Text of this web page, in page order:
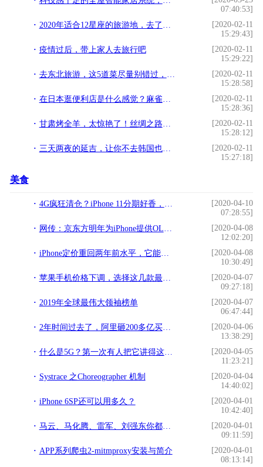
07:40:53]
2020年适合12星座的旅游地，去了就会转运
[2020-02-11
15:29:43]
疫情过后，带上家人去旅行吧
[2020-02-11
15:29:22]
去东北旅游，这5道菜尽量别错过，每一道都是东北菜中的经典
[2020-02-11
15:28:58]
在日本逛便利店是什么感觉？麻雀虽小，五脏俱全，比国内便利
[2020-02-11
15:28:36]
甘肃烤全羊，太惊艳了！丝绸之路上的一道美馋（图）
[2020-02-11
15:28:12]
三天两夜的延吉，让你不去韩国也能吃到正宗韩餐
[2020-02-11
15:27:18]
美食
4G疯狂清仓？iPhone 11分期好香，买还是等5G iPhone呢？
[2020-04-10
07:28:55]
网传：京东方明年为iPhone提供OLED屏 成本下降20%
[2020-04-08
12:02:20]
iPhone定价重回两年前水平，它能挽救苹果吗？
[2020-04-08
10:30:49]
苹果手机价格下调，选择这几款最实惠，千万别买错
[2020-04-07
09:27:18]
2019年全球最伟大领袖榜单
[2020-04-07
06:47:44]
2年时间过去了，阿里砸200多亿买下来的大润发超市，现在怎样了？
[2020-04-06
13:38:29]
什么是5G？第一次有人把它讲得这么简单明了
[2020-04-05
11:23:21]
Systrace 之Choreographer 机制
[2020-04-04
14:40:02]
iPhone 6SP还可以用多久？
[2020-04-01
10:42:40]
马云、马化腾、雷军、刘强东你都认识！熟悉男富翁，却不知女富豪
[2020-04-01
09:11:59]
APP系列爬虫2-mitmproxy安装与简介
[2020-04-01
08:13:14]